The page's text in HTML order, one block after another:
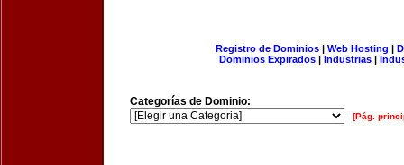
Registro de Dominios| Web Hosting |
Dominios Expirados | Industrias |
Categorías de Dominio:
[Pág.